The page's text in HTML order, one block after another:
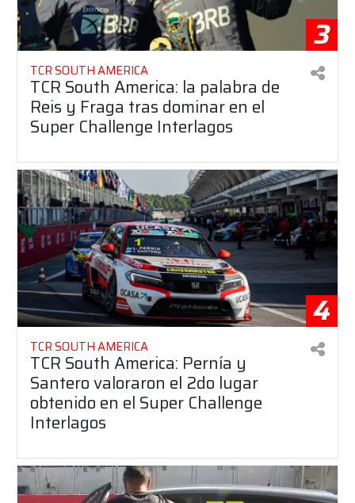
3
TCR SOUTH AMERICA
TCR South America: la palabra de
Reis y Fraga tras dominar en el
Super Challenge Interlagos
4
TCR SOUTH AMERICA
TCR South America: Pernía y
Santero valoraron el 2do lugar
obtenido en el Super Challenge
Interlagos